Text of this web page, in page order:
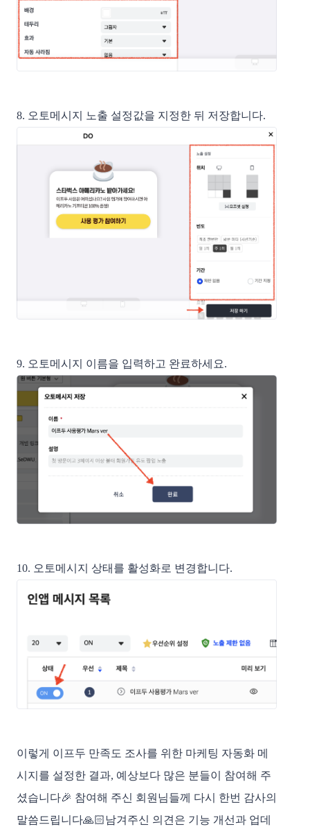
8. 오토메시지 노출 설정값을 지정한 뒤 저장합니다.
9. 오토메시지 이름을 입력하고 완료하세요.
10. 오토메시지 상태를 활성화로 변경합니다.
이렇게 이프두 만족도 조사를 위한 마케팅 자동화 메
시지를 설정한 결과, 예상보다 많은 분들이 참여해 주
셨습니다🎉 참여해 주신 회원님들께 다시 한번 감사의
말씀드립니다🙏🏻남겨주신 의견은 기능 개선과 업데